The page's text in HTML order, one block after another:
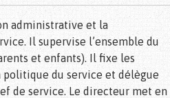
administrative et la
Il supervise l’ensemble du
et enfants). Il fixe les
du service et délègue
de service. Le directeur met en